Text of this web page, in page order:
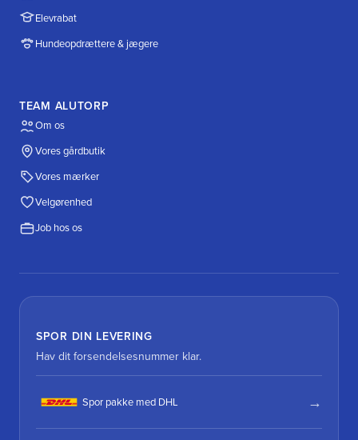
Elevrabat
Hundeopdrættere & jægere
TEAM ALUTORP
Om os
Vores gårdbutik
Vores mærker
Velgørenhed
Job hos os
SPOR DIN LEVERING
Hav dit forsendelsesnummer klar.
Spor pakke med DHL